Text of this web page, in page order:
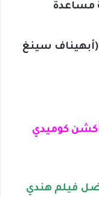
مساعدة
سينغ
فيلم هندي